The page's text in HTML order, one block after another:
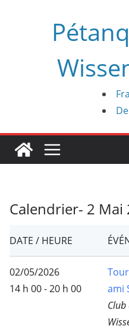
Calendrier- 2 Mai
DATE / HEURE
02/05/2026
14 h 00 - 20 h 00
ami